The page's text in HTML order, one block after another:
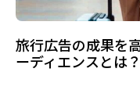
旅行広告の成果を
ーディエンスとは？